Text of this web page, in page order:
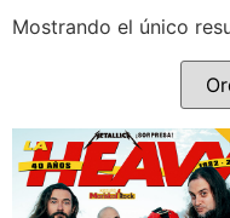
Mostrando el único